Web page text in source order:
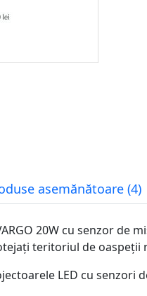
asemănătoare (4)
20W cu senzor
teritoriul de oaspeții
LED cu senzori